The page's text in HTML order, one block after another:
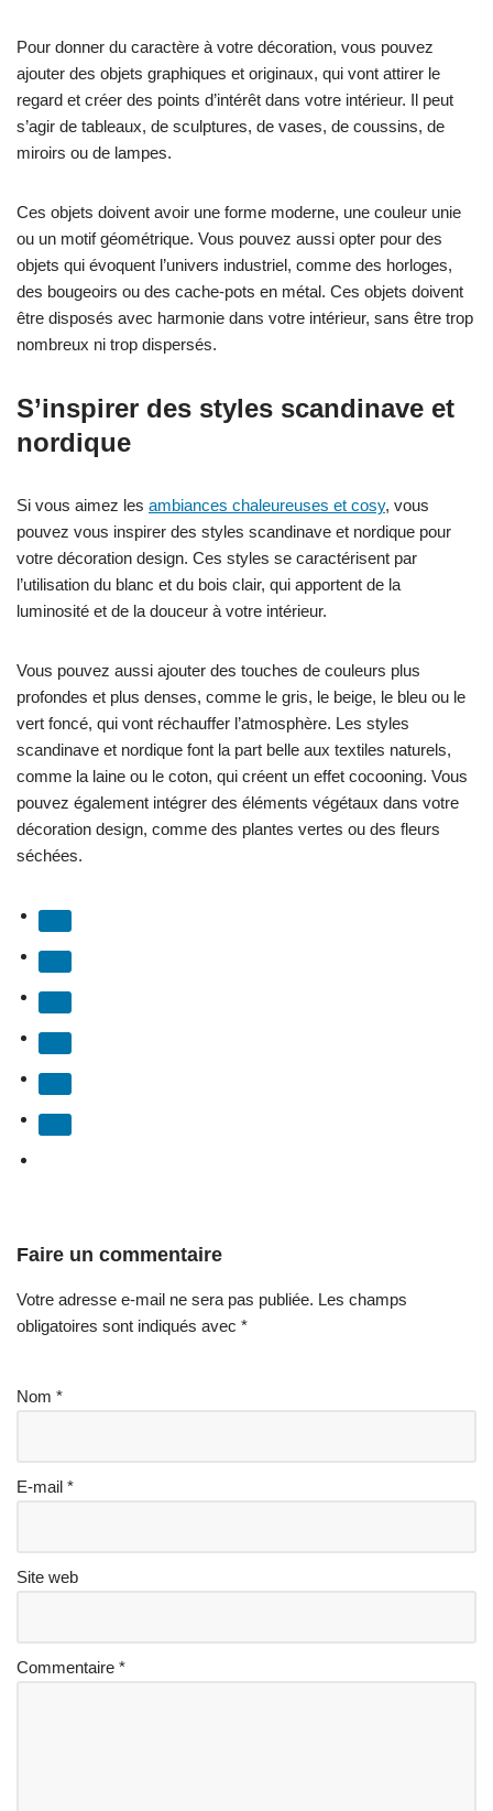
Pour donner du caractère à votre décoration, vous pouvez
ajouter des objets graphiques et originaux, qui vont attirer le
regard et créer des points d’intérêt dans votre intérieur. Il peut
s’agir de tableaux, de sculptures, de vases, de coussins, de
miroirs ou de lampes.
Ces objets doivent avoir une forme moderne, une couleur unie
ou un motif géométrique. Vous pouvez aussi opter pour des
objets qui évoquent l’univers industriel, comme des horloges,
des bougeoirs ou des cache-pots en métal. Ces objets doivent
être disposés avec harmonie dans votre intérieur, sans être trop
nombreux ni trop dispersés.
S’inspirer des styles scandinave et
nordique
Si vous aimez les ambiances chaleureuses et cosy, vous
pouvez vous inspirer des styles scandinave et nordique pour
votre décoration design. Ces styles se caractérisent par
l’utilisation du blanc et du bois clair, qui apportent de la
luminosité et de la douceur à votre intérieur.
Vous pouvez aussi ajouter des touches de couleurs plus
profondes et plus denses, comme le gris, le beige, le bleu ou le
vert foncé, qui vont réchauffer l’atmosphère. Les styles
scandinave et nordique font la part belle aux textiles naturels,
comme la laine ou le coton, qui créent un effet cocooning. Vous
pouvez également intégrer des éléments végétaux dans votre
décoration design, comme des plantes vertes ou des fleurs
séchées.
Faire un commentaire
Votre adresse e-mail ne sera pas publiée. Les champs
obligatoires sont indiqués avec *
Nom *
E-mail *
Site web
Commentaire *